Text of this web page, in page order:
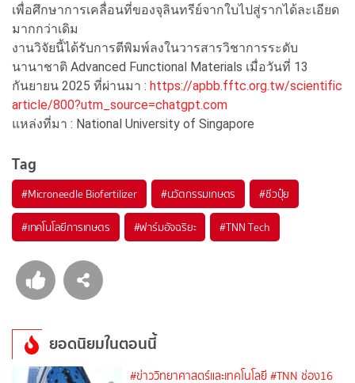
เพื่อศึกษาการเคลื่อนที่ของจุลินทรีย์จากใบไปสู่รากได้ละเอียด
มากกว่าเดิม
งานวิจัยนี้ได้รับการตีพิมพ์ลงในวารสารวิชาการระดับ
นานาชาติ Advanced Functional Materials เมื่อวันที่ 13
กันยายน 2025 ที่ผ่านมา : https://apbb.fftc.org.tw/scientific
article/800?utm_source=chatgpt.com
แหล่งที่มา : National University of Singapore
Tag
#Microneedle Biofertilizer #นวัตกรรมเกษตร #ชีวปุ๋ย
#เทคโนโลยีการเกษตร #ฟาร์มอัจฉริยะ #TNN Tech
ยอดนิยมในตอนนี้
#ข่าววิทยาศาสตร์และเทคโนโลยี #TNN ช่อง16